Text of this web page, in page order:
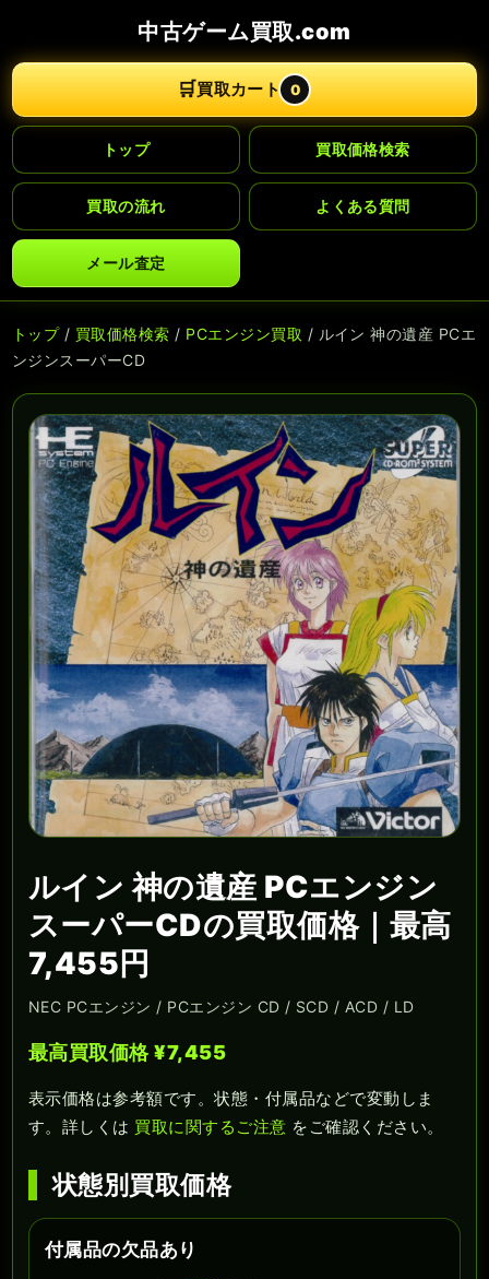
中古ゲーム買取.com
🛒買取カート 0
トップ 買取価格検索
買取の流れ よくある質問
メール査定
トップ/ 買取価格検索 / PCエンジン買取 / ルイン 神の遺産 PCエ
ンジンスーパーCD
ルイン 神の遺産 PCエンジン
スーパーCDの買取価格｜最高
7,455円
NEC PCエンジン / PCエンジン CD / SCD / ACD / LD
最高買取価格 ¥7,455
表示価格は参考額です。状態・付属品などで変動しま
す。詳しくは 買取に関するご注意 をご確認ください。
状態別買取価格
付属品の欠品あり